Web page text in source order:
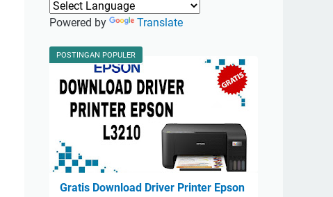
Powered by Translate
POSTINGAN POPULER
Gratis Download Driver Printer Epson